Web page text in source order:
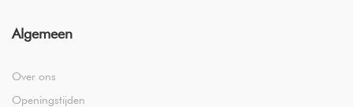
Algemeen
Over ons
Openingstijden